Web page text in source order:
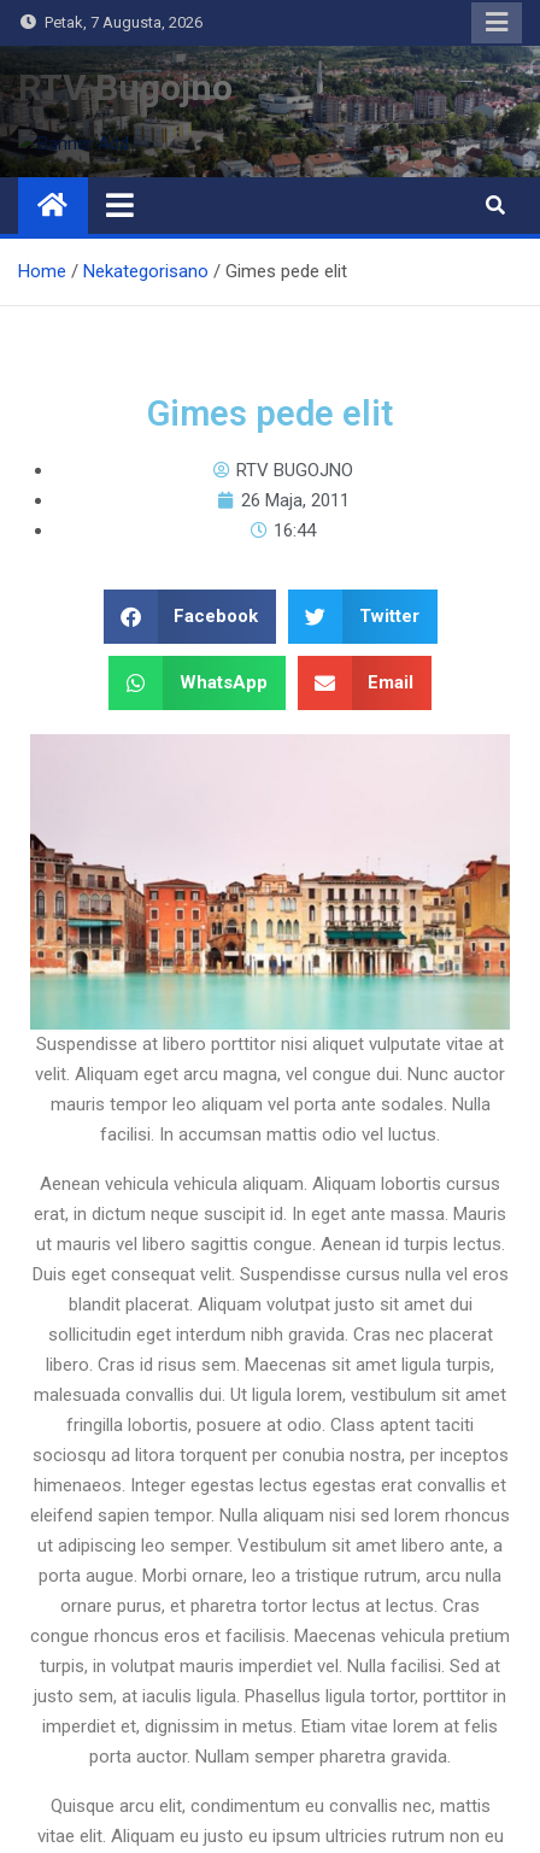
Petak, 7 Augusta, 2026
RTV Bugojno
Home Nekategorisano Gimes pede elit
Gimes pede elit
RTV BUGOJNO
26 Maja, 2011
16:44
Facebook Twitter
WhatsApp Email
Suspendisse at libero porttitor nisi aliquet vulputate vitae at
velit. Aliquam eget arcu magna, vel congue dui. Nunc auctor
mauris tempor leo aliquam vel porta ante sodales. Nulla
facilisi. In accumsan mattis odio vel luctus.
Aenean vehicula vehicula aliquam. Aliquam lobortis cursus
erat, in dictum neque suscipit id. In eget ante massa. Mauris
ut mauris vel libero sagittis congue. Aenean id turpis lectus.
Duis eget consequat velit. Suspendisse cursus nulla vel eros
blandit placerat. Aliquam volutpat justo sit amet dui
sollicitudin eget interdum nibh gravida. Cras nec placerat
libero. Cras id risus sem. Maecenas sit amet ligula turpis,
malesuada convallis dui. Ut ligula lorem, vestibulum sit amet
fringilla lobortis, posuere at odio. Class aptent taciti
sociosqu ad litora torquent per conubia nostra, per inceptos
himenaeos. Integer egestas lectus egestas erat convallis et
eleifend sapien tempor. Nulla aliquam nisi sed lorem rhoncus
ut adipiscing leo semper. Vestibulum sit amet libero ante, a
porta augue. Morbi ornare, leo a tristique rutrum, arcu nulla
ornare purus, et pharetra tortor lectus at lectus. Cras
congue rhoncus eros et facilisis. Maecenas vehicula pretium
turpis, in volutpat mauris imperdiet vel. Nulla facilisi. Sed at
justo sem, at iaculis ligula. Phasellus ligula tortor, porttitor in
imperdiet et, dignissim in metus. Etiam vitae lorem at felis
porta auctor. Nullam semper pharetra gravida.
Quisque arcu elit, condimentum eu convallis nec, mattis
vitae elit. Aliquam eu justo eu ipsum ultricies rutrum non eu